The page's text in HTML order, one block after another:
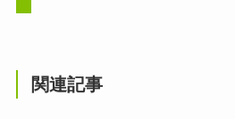
関連記事